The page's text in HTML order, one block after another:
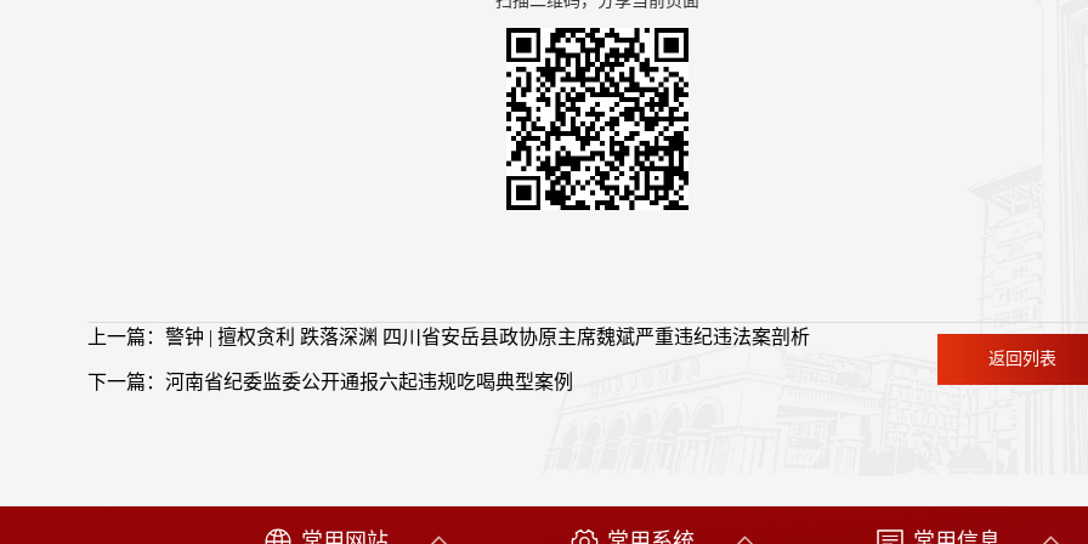
上一篇：警钟 | 擅权贪利 跌落深渊 四川省安岳县政协原主席魏斌严重违纪违法案剖析
下一篇：河南省纪委监委公开通报六起违规吃喝典型案例
返回列表